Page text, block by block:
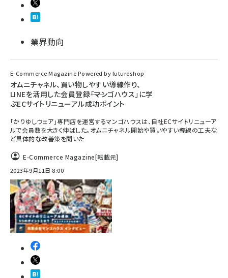
業界動向
E-Commerce Magazine Powered by futureshop
オムニチャネル、買い物しやすい導線作り、
LINEを活用した会員登録――「マンゴハウス」に学
ぶECサイトリニューアル成功ポイント
「かりゆしウェア」専門店を運営するマンゴハウスは、自社ECサイトリニューア
ルで会員数を大きく伸ばした。オムニチャネル開始や買いやすい導線の工夫な
ど具体的な改善策を聞いた
E-Commerce Magazine[転載元]
2023年9月11日 8:00